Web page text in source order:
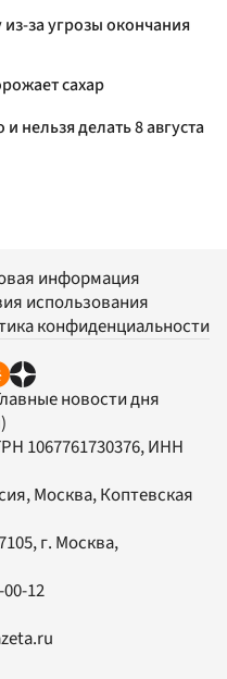
за угрозы окончания
сахар
нельзя делать 8 августа
информация
использования
конфиденциальности
новости дня
1067761730376, ИНН
Москва, Коптевская
, г. Москва,
12